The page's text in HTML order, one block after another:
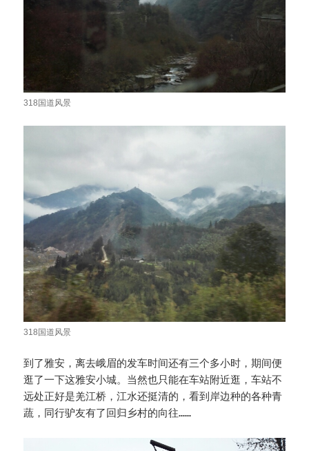
318国道风景
318国道风景
到了雅安，离去峨眉的发车时间还有三个多小时，期间便
逛了一下这雅安小城。当然也只能在车站附近逛，车站不
远处正好是羌江桥，江水还挺清的，看到岸边种的各种青
蔬，同行驴友有了回归乡村的向往……